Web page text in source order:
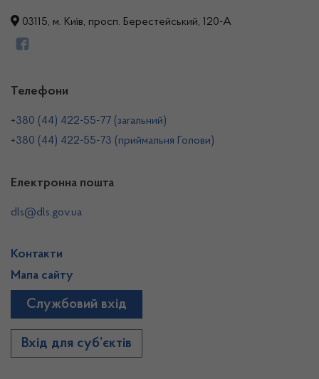
03115, м. Київ, просп. Берестейський, 120-А
Телефони
+380 (44) 422-55-77 (загальний)
+380 (44) 422-55-73 (приймальня Голови)
Електронна пошта
dls@dls.gov.ua
Контакти
Мапа сайту
Службовий вхід
Вхід для суб’єктів